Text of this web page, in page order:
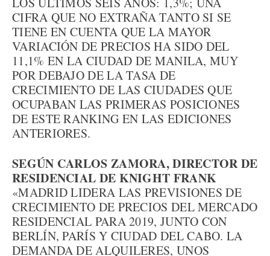
CIFRA QUE NO EXTRAÑA TANTO SI SE
TIENE EN CUENTA QUE LA MAYOR
VARIACIÓN DE PRECIOS HA SIDO DEL
11,1% EN LA CIUDAD DE MANILA, MUY
POR DEBAJO DE LA TASA DE
CRECIMIENTO DE LAS CIUDADES QUE
OCUPABAN LAS PRIMERAS POSICIONES
DE ESTE RANKING EN LAS EDICIONES
ANTERIORES.
SEGÚN CARLOS ZAMORA, DIRECTOR DE
RESIDENCIAL DE KNIGHT FRANK
«MADRID LIDERA LAS PREVISIONES DE
CRECIMIENTO DE PRECIOS DEL MERCADO
RESIDENCIAL PARA 2019, JUNTO CON
BERLÍN, PARÍS Y CIUDAD DEL CABO. LA
DEMANDA DE ALQUILERES, UNOS